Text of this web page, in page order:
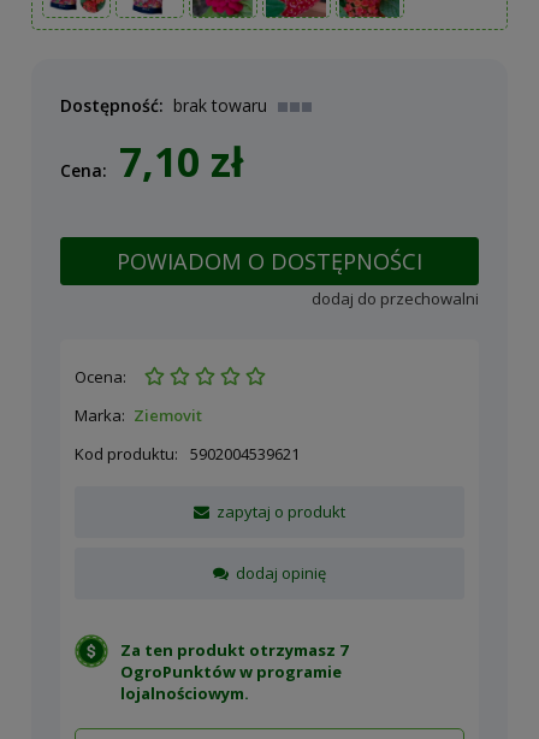
Dostępność: brak towaru
Cena: 7,10 zł
POWIADOM O DOSTĘPNOŚCI
dodaj do przechowalni
Ocena:
Marka: Ziemovit
Kod produktu:
5902004539621
zapytaj o produkt
dodaj opinię
Za ten produkt otrzymasz 7
OgroPunktów w programie
lojalnościowym.